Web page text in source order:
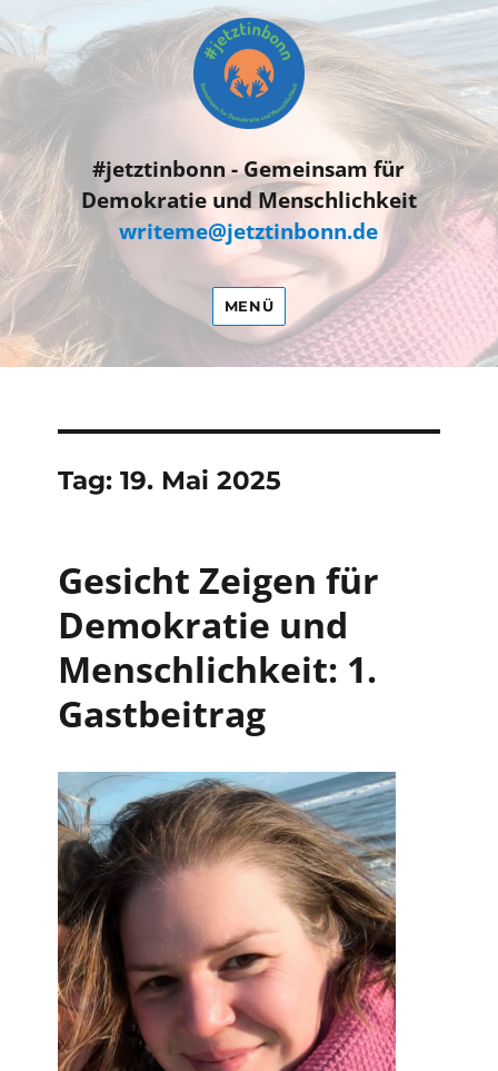
#jetztinbonn
#jetztinbonn - Gemeinsam für
Demokratie und Menschlichkeit
writeme@jetztinbonn.de
MENÜ
Tag: 19. Mai 2025
Gesicht Zeigen für
Demokratie und
Menschlichkeit: 1.
Gastbeitrag